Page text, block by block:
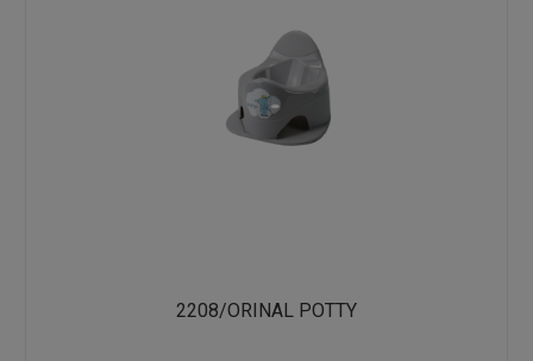
2208/ORINAL POTTY